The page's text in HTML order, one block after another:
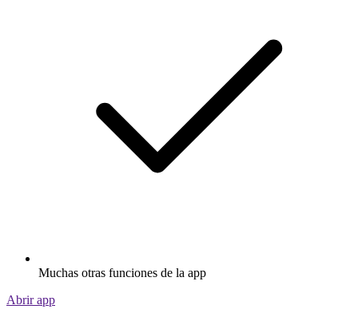
Muchas otras funciones de la app
Abrir app